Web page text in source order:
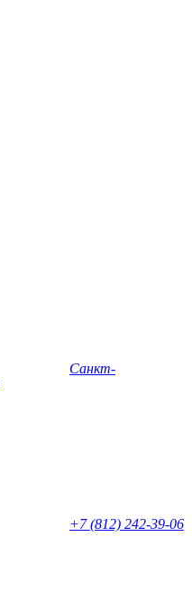
Санкт-
+7 (812) 242-39-06